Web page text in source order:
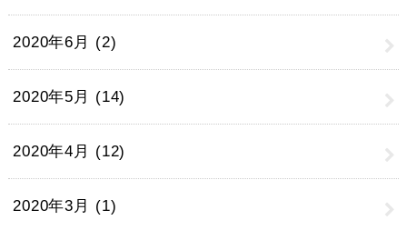
2020年6月 (2)
2020年5月 (14)
2020年4月 (12)
2020年3月 (1)